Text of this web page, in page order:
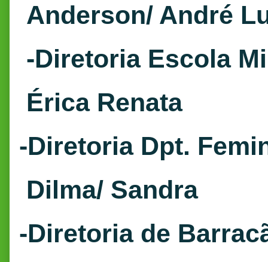
Anderson/ André
-Diretoria Escola
Érica Renata
-Diretoria Dpt.
Dilma/ Sandra
-Diretoria de